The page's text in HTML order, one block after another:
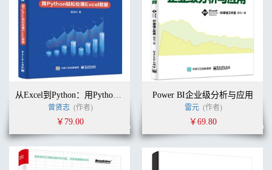
第6章 Tableau建模基础 / 153
6.1 工具安装：Tableau Desktop / 153
6.1.1 Tableau Desktop 界面简介 / 154
6.1.2 Tableau Prep 界面简介 / 155
6.2 数据准备：Tableau Prep / 156
6.3 数据建模：联合事实表 / 162
6.4 数据建模：联接多数据源 / 164
6.4.1 左侧联接 / 164
6.4.2 1表多次添加 / 165
6.4.4 保存文件类型和连接 / 169
6.5 数据准备：优化数据模型 / 170
6.5.1 创建销售渠道维度 / 170
6.5.2 字段隐藏、名称改动、层级创建 / 171
从Excel到Python：用Python轻松处理Excel数据
曾贤志 (作者)
￥79.00
Power BI企业级分析与应用
雷元 (作者)
￥69.80